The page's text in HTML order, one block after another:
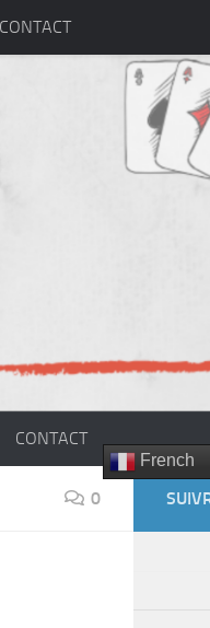
CONTACT
CONTACT
French
0